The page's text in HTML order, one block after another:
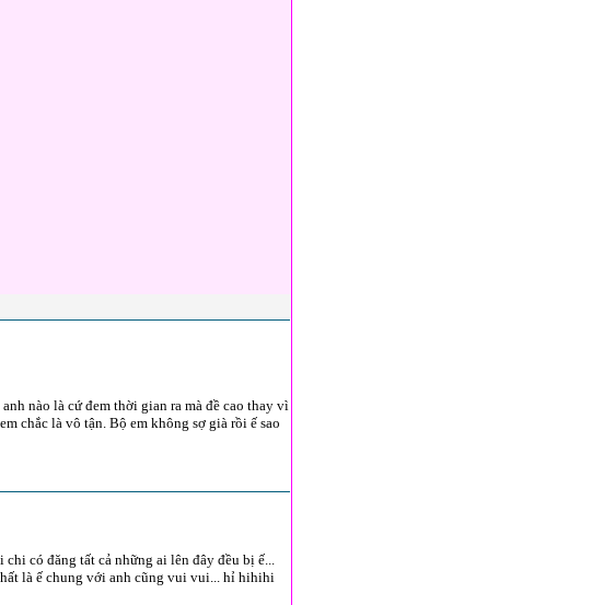
nào là cứ đem thời gian ra mà đề cao thay vì
chắc là vô tận. Bộ em không sợ già rồi ế sao
có đăng tất cả những ai lên đây đều bị ế...
là ế chung với anh cũng vui vui... hỉ hihihi